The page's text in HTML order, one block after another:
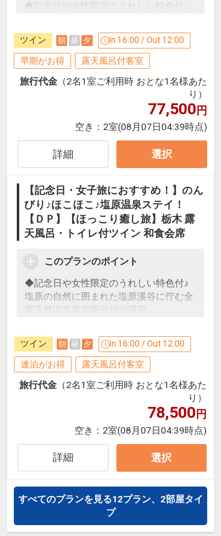
◆記念日や女性限定のうれしい特色付♪
室天然温泉客室風呂付の湯宿。
【記念日】うれしいポイント♪
「宿から記念品」をご用意！ （滞在中１
※各記念日の前後１週間以内のご宿泊の
場合に限ります。
※ご宿泊の３日前までに事前のお申し込
みが必要となります。
欄、またはご予約後「マイページ」に、
記念日の内容（誕生日・結婚記念日）を
ご記入ください。
●夕食時、ワンドリンク付（1泊ごと）
【ホテルのうれしいおもてなし♪】
●貸切露天風呂のご利用無料
予約不要・当日先着順・１回３０～４０
分程度のご利用となります。
ウエルカムドリンクをご用意
待合処や４階ロビーでは様々なお飲み物
をご用意しています。 お好みのお飲み物
で一息ついていただけます。
●色浴衣をご用意
色浴衣を無料でお貸出ししております。
ご滞在に彩を添える１着をお選びくださ
ツイン 朝 昼 夕 In 16:00 / Out 12:00
早期がお得 露天風呂付客室
旅行代金 （2名1室ご利用時 おとな1名様あた
り）
77,500円
空き： 2室(08月07日04:39時点)
詳細 選択
【記念日・女子旅におすすめ！】のん
びり♪ほこほこ♪塩原温泉ステイ！
【ＤＰ】【ほっこり癒し旅】栃木 露
天風呂・トイレ付ツイン 和食会席
このプランのポイント
◆記念日や女性限定のうれしい特色付♪
塩原の自然に囲まれた塩原溪谷に佇む全
室天然温泉客室風呂付の湯宿。
時間をお過ごしください。
●記念日（誕生日・結婚記念日）の方へ
（滞在中１
※各記念日の前後１週間以内のご宿泊の
場合に限ります。
※ご宿泊の３日前までに事前のお申し込
ご予約時に「お問合せ・ご要望メモ」
欄、またはご予約後「マイページ」に、
記念日の内容（誕生日・結婚記念日）を
ツイン 朝 昼 夕 In 16:00 / Out 12:00
連泊がお得 露天風呂付客室
旅行代金 （2名1室ご利用時 おとな1名様あた
り）
78,500円
空き： 2室(08月07日04:39時点)
詳細 選択
すべてのプランを見る12プラン、2部屋タイ
プ